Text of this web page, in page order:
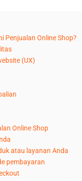
Penjualan Online Shop?
(UX)
Online Shop
atau layanan Anda
pembayaran